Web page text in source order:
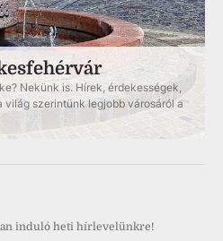
Nekünk is. Hírek, érdekességek,
világ szerintünk legjobb városáról a
induló heti hírlevelünkre!